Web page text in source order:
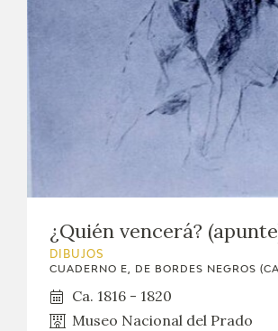
¿Quién vencerá?
DIBUJOS
CUADERNO E, DE BORDES NEGROS
Ca. 1816 - 1820
Museo Nacional del Prado